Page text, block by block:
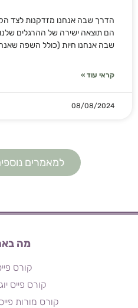
הדרך שבה אנחנו מזדקנות לצד
הם תוצאה ישירה של ההרגלים
שבה אנחנו חיות (כולל השפה
קראי עוד »
08/08/2024
למאמרים
מה
קורס
קורס פייס
קורס מורות